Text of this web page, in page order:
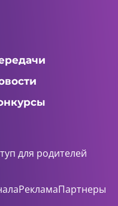
для родителей
РекламаПартнеры